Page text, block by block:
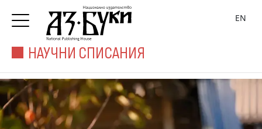
НАУЧНИ СПИСАНИЯ
EN